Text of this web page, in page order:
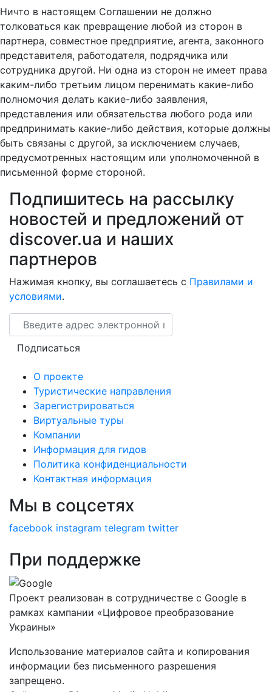
Ничто в настоящем Соглашении не должно
толковаться как превращение любой из сторон в
партнера, совместное предприятие, агента, законного
представителя, работодателя, подрядчика или
сотрудника другой. Ни одна из сторон не имеет права
каким-либо третьим лицом перенимать какие-либо
полномочия делать какие-либо заявления,
представления или обязательства любого рода или
предпринимать какие-либо действия, которые должны
быть связаны с другой, за исключением случаев,
предусмотренных настоящим или уполномоченной в
письменной форме стороной.
Подпишитесь на рассылку
новостей и предложений от
discover.ua и наших
партнеров
Нажимая кнопку, вы соглашаетесь с Правилами и
условиями.
Email
Подписаться
О проекте
Туристические направления
Зарегистрироваться
Виртуальные туры
Компании
Информация для гидов
Политика конфиденциальности
Контактная информация
Мы в соцсетях
facebook instagram telegram twitter
При поддержке
Проект реализован в сотрудничестве с Google в
рамках кампании «Цифровое преобразование
Украины»
Использование материалов сайта и копирования
информации без письменного разрешения
запрещено.